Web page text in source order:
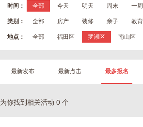
时间： 全部 今天 明天 周末 一
类别： 全部 房产 装修 亲子 教育
地点： 全部 福田区 罗湖区 南山区
最新发布 最新点击 最多报名
为你找到相关活动 0 个